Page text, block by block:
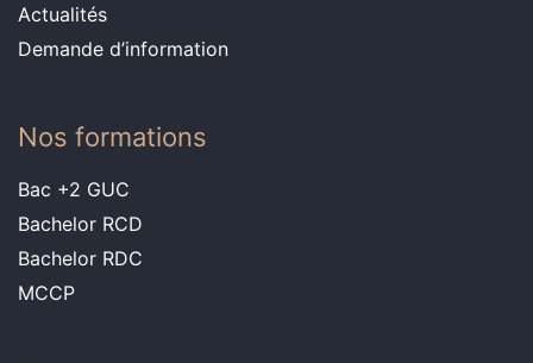
Actualités
Demande d’information
Nos formations
Bac +2 GUC
Bachelor RCD
Bachelor RDC
MCCP